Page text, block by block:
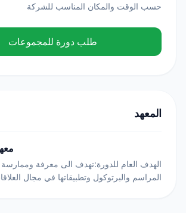
حسب الوقت والمكان المناسب للشركة
طلب دورة للمجموعات
المعهد
الهدف العام للدورة:تهدف الى معرفة
المراسم والبرتوكول وتطبيقاتها في مجال